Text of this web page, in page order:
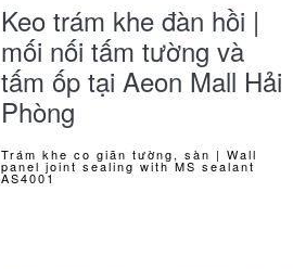
Keo trám khe đàn hồi |
mối nối tấm tường và
tấm ốp tại Aeon Mall Hải
Phòng
Trám khe co giãn tường, sàn | Wall
panel joint sealing with MS sealant
AS4001